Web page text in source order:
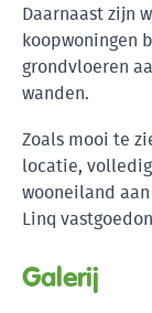
Daarnaast zijn
koopwoningen
grondvloeren
wanden.
Zoals mooi te
locatie,
wooneiland
Linq
Galerij